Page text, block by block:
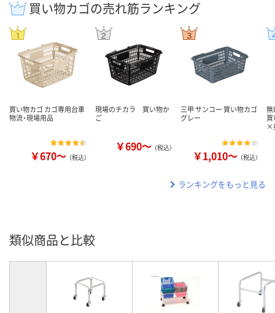
買い物カゴの売れ筋ランキング
買い物カゴ カゴ専用台車
物流・現場用品
￥670～ （税込）
現場のチカラ 買い物か
ご
￥690～ （税込）
三甲 サンコー 買い物カゴ
グレー
￥1,010～ （税込）
無
×
ランキングをもっと見る
類似商品と比較